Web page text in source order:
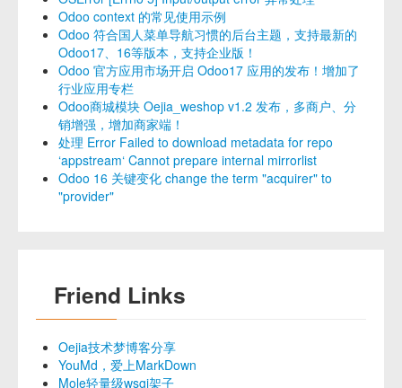
Odoo context 的常见使用示例
Odoo 符合国人菜单导航习惯的后台主题，支持最新的
Odoo17、16等版本，支持企业版！
Odoo 官方应用市场开启 Odoo17 应用的发布！增加了
行业应用专栏
Odoo商城模块 Oejia_weshop v1.2 发布，多商户、分
销增强，增加商家端！
处理 Error Failed to download metadata for repo
‘appstream‘ Cannot prepare internal mirrorlist
Odoo 16 关键变化 change the term "acquirer" to
"provider"
Friend Links
Oejia技术梦博客分享
YouMd，爱上MarkDown
Mole轻量级wsgi架子